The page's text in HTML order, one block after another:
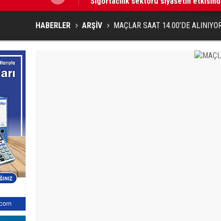
HABERLER ARŞİV MAÇLAR SAAT 14.00’DE